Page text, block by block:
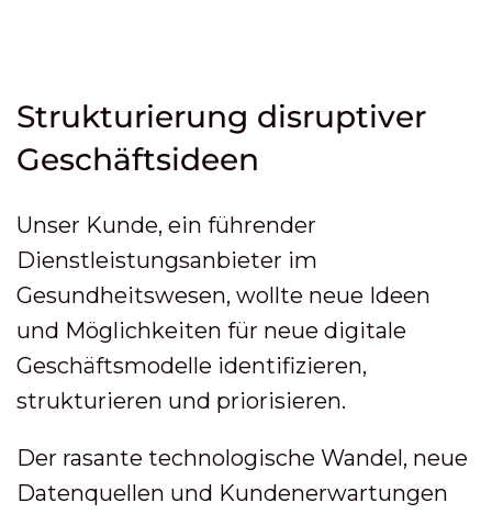
Strukturierung disruptiver
Geschäftsideen
Unser Kunde, ein führender
Dienstleistungsanbieter im
Gesundheitswesen, wollte neue Ideen
und Möglichkeiten für neue digitale
Geschäftsmodelle identifizieren,
strukturieren und priorisieren.
Der rasante technologische Wandel, neue
Datenquellen und Kundenerwartungen